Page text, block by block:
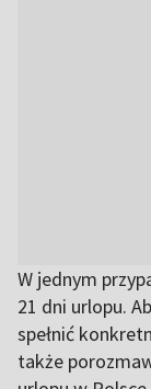
W jednym
21 dni urlopu.
spełnić
także